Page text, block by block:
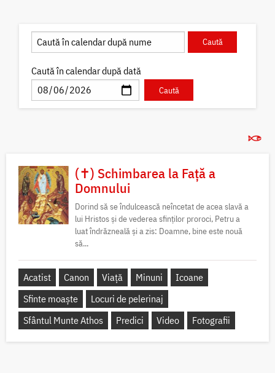
Caută în calendar după dată
(✝) Schimbarea la Față a
Domnului
Dorind să se îndulcească neîncetat de acea slavă a
lui Hristos și de vederea sfinților proroci, Petru a
luat îndrăzneală și a zis: Doamne, bine este nouă
să...
Acatist Canon Viață Minuni
Icoane
Sfinte moaște
Locuri de pelerinaj
Sfântul Munte Athos
Predici Video Fotografii